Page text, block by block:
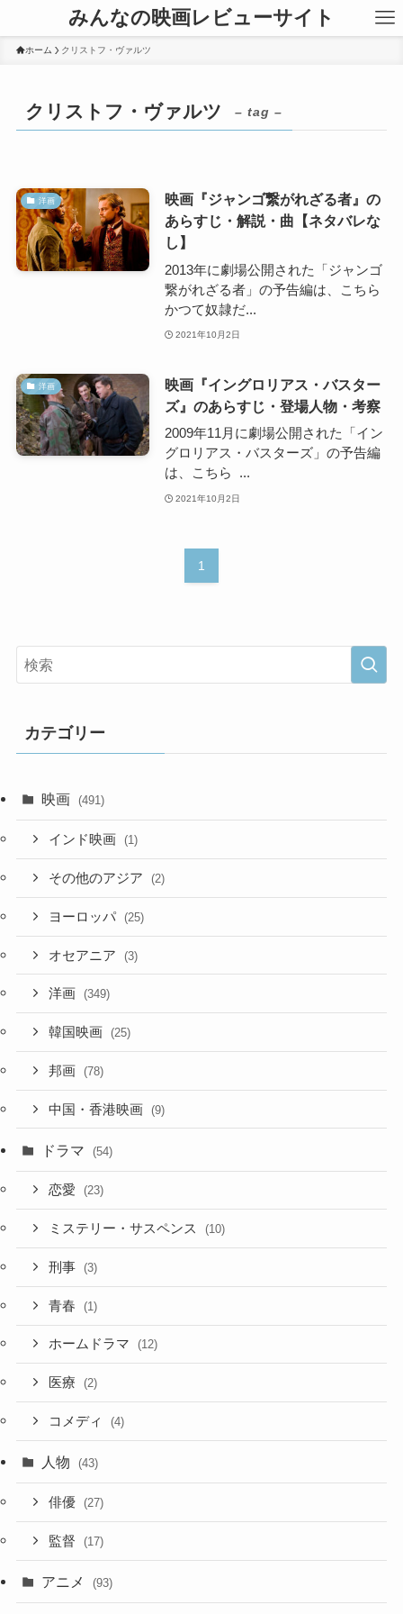
みんなの映画レビューサイト
ホーム クリストフ・ヴァルツ
クリストフ・ヴァルツ – tag –
洋画
映画『ジャンゴ繋がれざる者』の
あらすじ・解説・曲【ネタバレな
し】
2013年に劇場公開された「ジャンゴ
繋がれざる者」の予告編は、こちら
かつて奴隷だ...
2021年10月2日
洋画
映画『イングロリアス・バスター
ズ』のあらすじ・登場人物・考察
2009年11月に劇場公開された「イン
グロリアス・バスターズ」の予告編
は、こちら ...
2021年10月2日
1
カテゴリー
映画 (491)
インド映画 (1)
その他のアジア (2)
ヨーロッパ (25)
オセアニア (3)
洋画 (349)
韓国映画 (25)
邦画 (78)
中国・香港映画 (9)
ドラマ (54)
恋愛 (23)
ミステリー・サスペンス (10)
刑事 (3)
青春 (1)
ホームドラマ (12)
医療 (2)
コメディ (4)
人物 (43)
俳優 (27)
監督 (17)
アニメ (93)